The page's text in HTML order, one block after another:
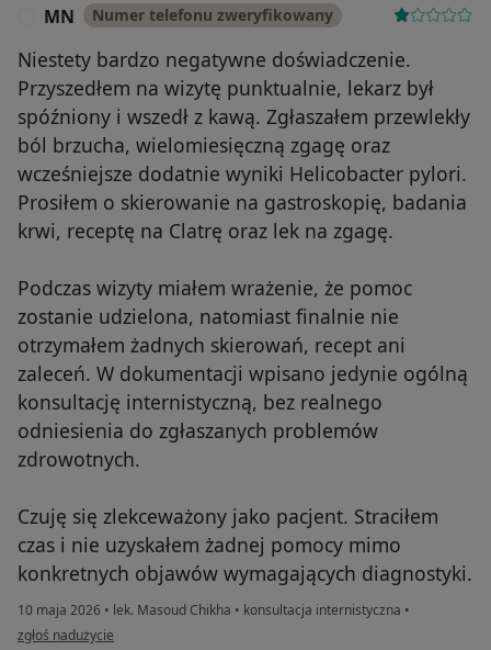
MN Numer telefonu zweryfikowany
Niestety bardzo negatywne doświadczenie.
Przyszedłem na wizytę punktualnie, lekarz był
spóźniony i wszedł z kawą. Zgłaszałem przewlekły
ból brzucha, wielomiesięczną zgagę oraz
wcześniejsze dodatnie wyniki Helicobacter pylori.
Prosiłem o skierowanie na gastroskopię, badania
krwi, receptę na Clatrę oraz lek na zgagę.
Podczas wizyty miałem wrażenie, że pomoc
zostanie udzielona, natomiast finalnie nie
otrzymałem żadnych skierowań, recept ani
zaleceń. W dokumentacji wpisano jedynie ogólną
konsultację internistyczną, bez realnego
odniesienia do zgłaszanych problemów
zdrowotnych.
Czuję się zlekceważony jako pacjent. Straciłem
czas i nie uzyskałem żadnej pomocy mimo
konkretnych objawów wymagających diagnostyki.
10 maja 2026 • lek. Masoud Chikha • konsultacja internistyczna •
w opinii użytkownika MN
zgłoś nadużycie